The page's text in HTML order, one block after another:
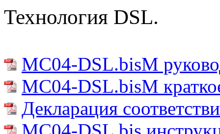
Технология DSL.
MC04-DSL.bisM
MC04-DSL.bisM
Декларация